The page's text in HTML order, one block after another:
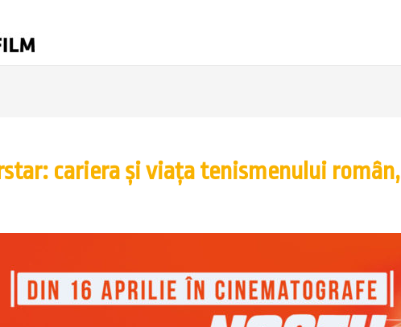
cariera și viața tenismenului